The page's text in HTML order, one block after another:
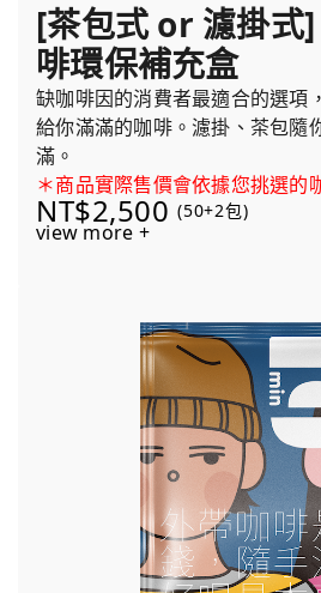
[茶包式 or 濾掛式
啡環保補充盒
缺咖啡因的消費者最適合的選項
給你滿滿的咖啡。濾掛、茶包隨
滿。
＊商品實際售價會依據您挑選的
NT$2,500 (50+2包)
view more +